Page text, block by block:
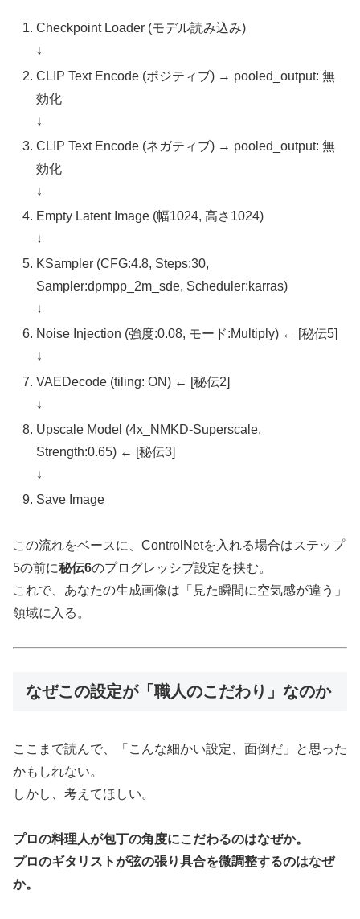
Checkpoint Loader (モデル読み込み)
↓
CLIP Text Encode (ポジティブ) → pooled_output: 無
効化
↓
CLIP Text Encode (ネガティブ) → pooled_output: 無
効化
↓
Empty Latent Image (幅1024, 高さ1024)
↓
KSampler (CFG:4.8, Steps:30,
Sampler:dpmpp_2m_sde, Scheduler:karras)
↓
Noise Injection (強度:0.08, モード:Multiply) ← [秘伝5]
↓
VAEDecode (tiling: ON) ← [秘伝2]
↓
Upscale Model (4x_NMKD-Superscale,
Strength:0.65) ← [秘伝3]
↓
Save Image
この流れをベースに、ControlNetを入れる場合はステップ
5の前に秘伝6のプログレッシブ設定を挟む。
これで、あなたの生成画像は「見た瞬間に空気感が違う」
領域に入る。
なぜこの設定が「職人のこだわり」なのか
ここまで読んで、「こんな細かい設定、面倒だ」と思った
かもしれない。
しかし、考えてほしい。
プロの料理人が包丁の角度にこだわるのはなぜか。
プロのギタリストが弦の張り具合を微調整するのはなぜ
か。